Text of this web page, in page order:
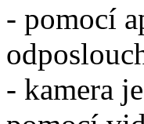
- pomocí
- kamera